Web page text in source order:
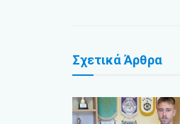
ΣχετικάΆρθρα